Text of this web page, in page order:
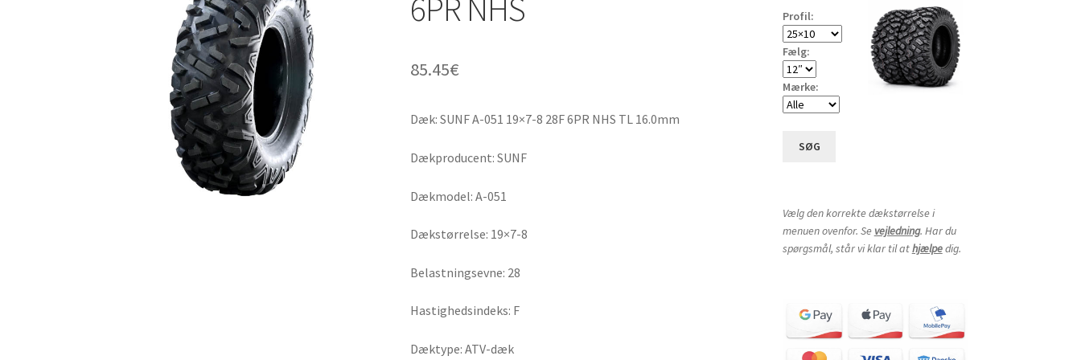
6PR NHS
85.45€
Dæk: SUNF A-051 19×7-8 28F 6PR NHS TL 16.0mm
Dækproducent: SUNF
Dækmodel: A-051
Dækstørrelse: 19×7-8
Belastningsevne: 28
Hastighedsindeks: F
Dæktype: ATV-dæk
Profil:
Fælg:
Mærke:
SØG
Vælg den korrekte dækstørrelse i
menuen ovenfor. Se vejledning. Har du
spørgsmål, står vi klar til athjælpedig.